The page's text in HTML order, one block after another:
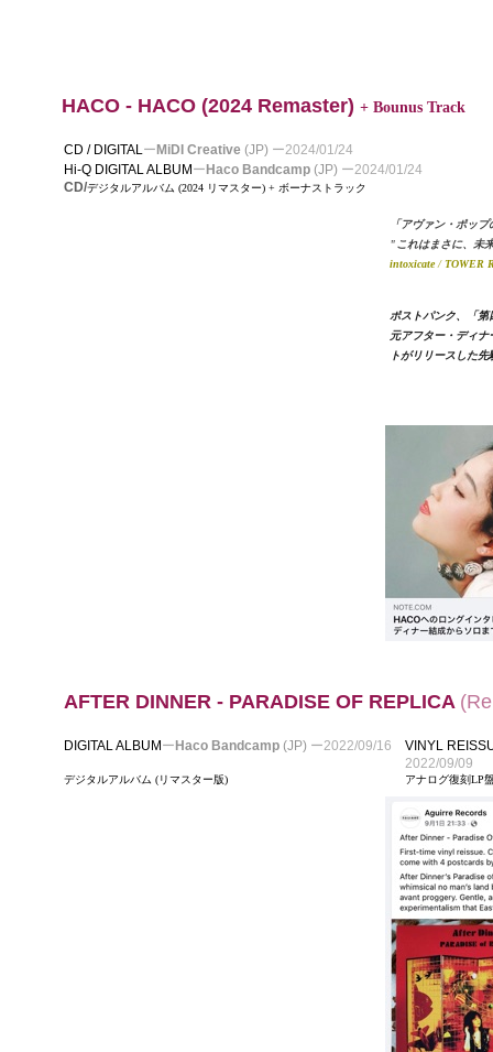
AFTER DINNER - PARADISE OF REPLICA (
DIGITAL ALBUM ー Haco Bandcamp (JP) ー2022/09/16
デジタルアルバム (リマスター版)
VINYL
2022/09/09
アナログ復刻LP
HACO - HACO (2024 Remaster) + Bounus Track
CD / DIGITALー MiDI Creative (JP) ー2024/01/24
Hi-Q DIGITAL ALBUM ー Haco Bandcamp (JP) ー2024/01/24
CD/デジタルアルバム (2024 リマスター) + ボーナストラック
ポストパンク、「
元アフター・ディ
トがリリースした
「アヴァン・ポッ
"これはまさに、未
intoxicate/TOWER